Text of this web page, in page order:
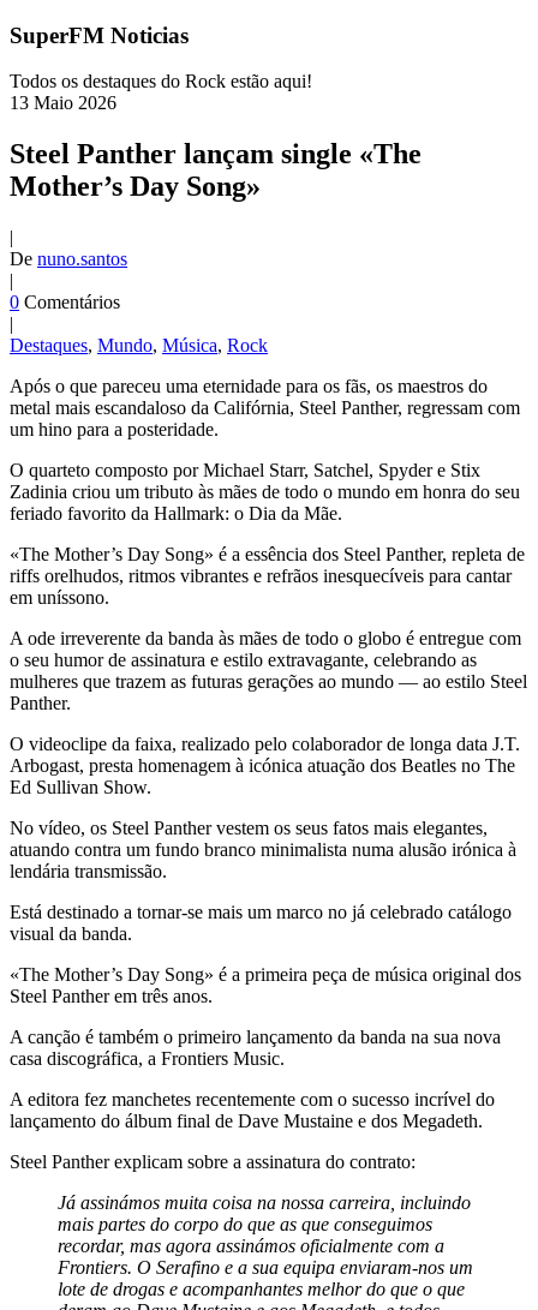
SuperFM Noticias
Todos os destaques do Rock estão aqui!
13 Maio 2026
Steel Panther lançam single «The
Mother’s Day Song»
|
De nuno.santos
|
0 Comentários
|
Destaques, Mundo, Música, Rock
Após o que pareceu uma eternidade para os fãs, os maestros do
metal mais escandaloso da Califórnia, Steel Panther, regressam com
um hino para a posteridade.
O quarteto composto por Michael Starr, Satchel, Spyder e Stix
Zadinia criou um tributo às mães de todo o mundo em honra do seu
feriado favorito da Hallmark: o Dia da Mãe.
«The Mother’s Day Song» é a essência dos Steel Panther, repleta de
riffs orelhudos, ritmos vibrantes e refrãos inesquecíveis para cantar
em uníssono.
A ode irreverente da banda às mães de todo o globo é entregue com
o seu humor de assinatura e estilo extravagante, celebrando as
mulheres que trazem as futuras gerações ao mundo — ao estilo Steel
Panther.
O videoclipe da faixa, realizado pelo colaborador de longa data J.T.
Arbogast, presta homenagem à icónica atuação dos Beatles no The
Ed Sullivan Show.
No vídeo, os Steel Panther vestem os seus fatos mais elegantes,
atuando contra um fundo branco minimalista numa alusão irónica à
lendária transmissão.
Está destinado a tornar-se mais um marco no já celebrado catálogo
visual da banda.
«The Mother’s Day Song» é a primeira peça de música original dos
Steel Panther em três anos.
A canção é também o primeiro lançamento da banda na sua nova
casa discográfica, a Frontiers Music.
A editora fez manchetes recentemente com o sucesso incrível do
lançamento do álbum final de Dave Mustaine e dos Megadeth.
Steel Panther explicam sobre a assinatura do contrato:
Já assinámos muita coisa na nossa carreira, incluindo
mais partes do corpo do que as que conseguimos
recordar, mas agora assinámos oficialmente com a
Frontiers. O Serafino e a sua equipa enviaram-nos um
lote de drogas e acompanhantes melhor do que o que